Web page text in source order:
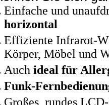
Einfache und
horizontal
Effiziente Infrarot-
Körper, Möbel und
Auch ideal für
Funk-
Großes, rundes